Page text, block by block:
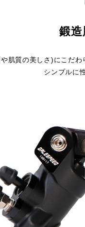
鍛
肌質の美しさ)にこだ
シンプルに